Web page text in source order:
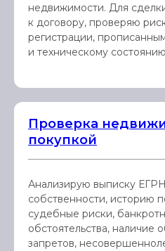
недвижимости. Для
к договору, проверяю
регистрации,
и техническому
Проверка
покупкой
Анализирую выписку
собственности, историю
судебные риски,
обстоятельства, наличие
запретов,